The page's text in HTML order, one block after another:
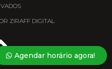
ZIRAFF DIGITAL
Agendar horário agora!